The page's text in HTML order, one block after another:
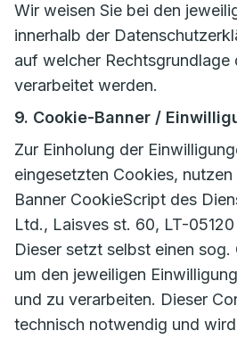
Wir weisen Sie bei den
innerhalb der
auf welcher Rechtsgrundlage
verarbeitet werden.
9. Cookie-Banner /
Zur Einholung der
eingesetzten Cookies,
Banner CookieScript des
Ltd., Laisves st. 60, LT-
Dieser setzt selbst einen
um den jeweiligen
und zu verarbeiten. Dieser
technisch notwendig und